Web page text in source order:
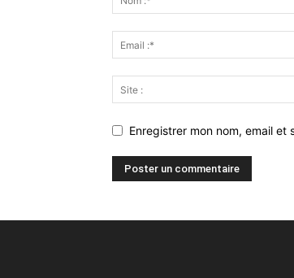
Enregistrer mon nom, email